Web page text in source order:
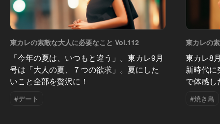
東カレの素敵な大人に必要なこと Vol.112
「今年の夏は、いつもと違う」。東カレ9月
号は「大人の夏、７つの欲求」。夏にした
いこと全部を贅沢に！
#デート
東カレの
東カレ8
新時代
で体感し
#焼き鳥